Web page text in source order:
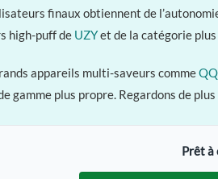
finaux obtiennent de
high-puff de UZYet de la catégorie plus
appareils multi-saveurs comme
gamme plus propre. Regardons de
Prêt à